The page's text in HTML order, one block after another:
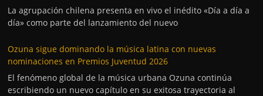
La agrupación chilena presenta en vivo el inédito «Día a día a
día» como parte del lanzamiento del nuevo
Ozuna sigue dominando la música latina con nuevas
nominaciones en Premios Juventud 2026
El fenómeno global de la música urbana Ozuna continúa
escribiendo un nuevo capítulo en su exitosa trayectoria al